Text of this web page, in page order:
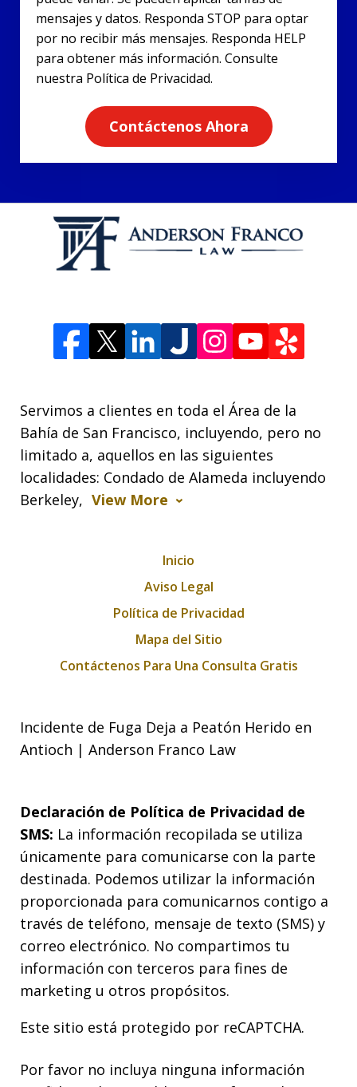
mensajes y datos. Responda STOP para optar
por no recibir más mensajes. Responda HELP
para obtener más información. Consulte
nuestra Política de Privacidad.
Contáctenos Ahora
Servimos a clientes en toda el Área de la
Bahía de San Francisco, incluyendo, pero no
limitado a, aquellos en las siguientes
localidades: Condado de Alameda incluyendo
Berkeley, View More
Inicio
Aviso Legal
Política de Privacidad
Mapa del Sitio
Contáctenos Para Una Consulta Gratis
Incidente de Fuga Deja a Peatón Herido en
Antioch | Anderson Franco Law
Declaración de Política de Privacidad de
SMS: La información recopilada se utiliza
únicamente para comunicarse con la parte
destinada. Podemos utilizar la información
proporcionada para comunicarnos contigo a
través de teléfono, mensaje de texto (SMS) y
correo electrónico. No compartimos tu
información con terceros para fines de
marketing u otros propósitos.
Este sitio está protegido por reCAPTCHA.
Por favor no incluya ninguna información